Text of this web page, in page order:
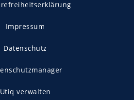
Impressum
Datenschutz
Utiq verwalten